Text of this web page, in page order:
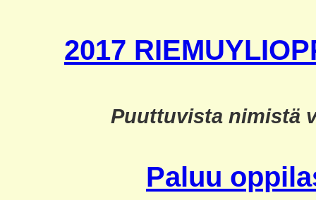
2017
Puuttuvista nimistä
Paluu